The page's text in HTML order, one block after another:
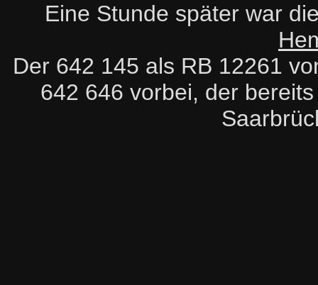
Eine Stunde später war
Der 642 145 als RB 12261
642 646 vorbei, der